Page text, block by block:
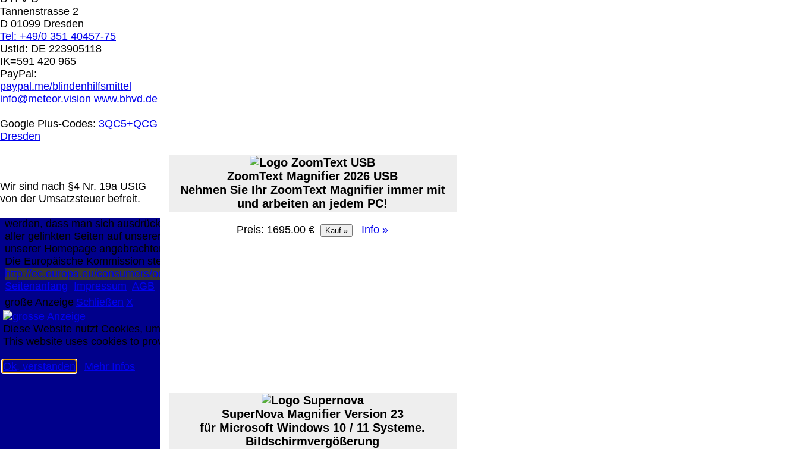
Tannenstrasse 2
D 01099 Dresden
Tel: +49/0 351 40457-75
UstId: DE 223905118
IK=591 420 965
PayPal:
paypal.me/blindenhilfsmittel
info@meteor.vision www.bhvd.de
Google Plus-Codes: 3QC5+QCG
Dresden
Wir sind nach §4 Nr. 19a UStG
von der Umsatzsteuer befreit.
ZoomText Magnifier 2026 USB
Nehmen Sie Ihr ZoomText Magnifier immer mit
und arbeiten an jedem PC!
Preis: 1695.00 € Info »
SuperNova Magnifier Version 23
für Microsoft Windows 10 / 11 Systeme.
Bildschirmvergößerung
oder von Ausstellungen:
letzte Änderung: 13. Juli 2026 Blinden Hilfsmittel Vertrieb Dresden,
Mit einem Urteil vom 12.05.1998 - 312 O 85/98 - Haftung für Links hat das Landgericht Hamburg entschieden, dass man durch
die Anbringung eines Links, die Inhalte der gelinkten Seite ggf. mit zu verantworten hat. Dieses kann nur dadurch verhindert
werden, dass man sich ausdrücklich von diesen Inhalten distanziert. Hiermit distanzieren wir uns ausdrücklich von allen Inhalten,
aller gelinkten Seiten auf unserer Homepage und machen uns diese Inhalte nicht zu eigen. Diese Erklärung gilt für alle auf
unserer Homepage angebrachten Links.
Die Europäische Kommission stellt eine Plattform zur Online-Streitbeilegung (OS) bereit. Die Plattform finden Sie unter
http://ec.europa.eu/consumers/odr/
Seitenanfang Impressum AGB
große Anzeige Schließen X
Diese Website nutzt Cookies, um bestmögliche Funktionalität bieten zu können.
This website uses cookies to provide the best possible functionality.
Ok, verstanden Mehr Infos